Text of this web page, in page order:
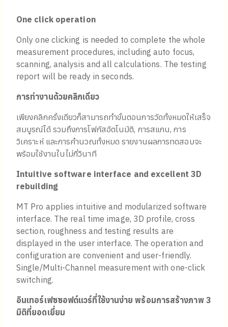
One click operation
Only one clicking is needed to complete the whole
measurement procedures, including auto focus,
scanning, analysis and all calculations. The testing
report will be ready in seconds.
การทำงานด้วยคลิกเดียว
เพียงคลิกครั้งเดียวก็สามารถทำขั้นตอนการวัดทั้งหมดให้เสร็จ
สมบูรณ์ได้ รวมถึงการโฟกัสอัตโนมัติ, การสแกน, การ
วิเคราะห์ และการคำนวณทั้งหมด รายงานผลการทดสอบจะ
พร้อมใช้งานในไม่กี่วินาที
Intuitive software interface and excellent 3D
rebuilding
MT Pro applies intuitive and modularized software
interface. The real time image, 3D profile, cross
section, roughness and testing results are
displayed in the user interface. The operation and
configuration are convenient and user-friendly.
Single/Multi-Channel measurement with one-click
switching.
อินเทอร์เฟซซอฟต์แวร์ที่ใช้งานง่าย พร้อมการสร้างภาพ 3
มิติที่ยอดเยี่ยม